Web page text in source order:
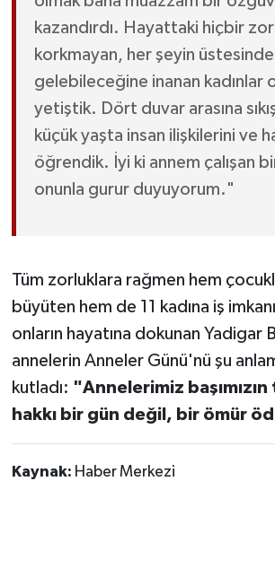
kazandırdı. Hayattaki hiçbir
korkmayan, her şeyin
gelebileceğine inanan kadınlar
yetiştik. Dört duvar arasına
küçük yaşta insan ilişkilerini ve
öğrendik. İyi ki annem çalışan
onunla gurur duyuyorum."
Tüm zorluklara rağmen hem
büyüten hem de 11 kadına iş
onların hayatına dokunan Yadigar
annelerin Anneler Günü'nü şu
kutladı: "Annelerimiz başımızın
hakkı bir gün değil, bir ömür
Kaynak: Haber Merkezi